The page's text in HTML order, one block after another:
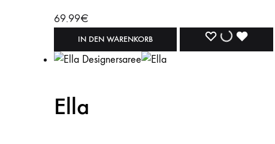
69.99€
IN DEN WARENKORB WISHLISTWISHLIST
Ella